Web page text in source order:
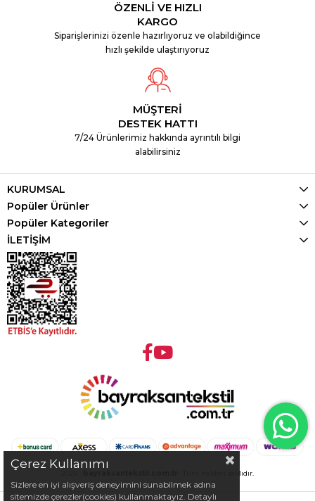
ÖZENLİ VE HIZLI
KARGO
Siparişlerinizi özenle hazırlıyoruz ve olabildiğince
hızlı şekilde ulaştırıyoruz
MÜŞTERİ
DESTEK HATTI
7/24 Ürünlerimiz hakkında ayrıntılı bilgi
alabilirsiniz
KURUMSAL
Popüler Ürünler
Popüler Kategoriler
İLETİŞİM
- Tüm hakları saklıdır.
Çerez Kullanımı
Sizlere en iyi alışveriş deneyimini sunabilmek adına
sitemizde çerezler(cookies) kullanmaktayız. Detaylı